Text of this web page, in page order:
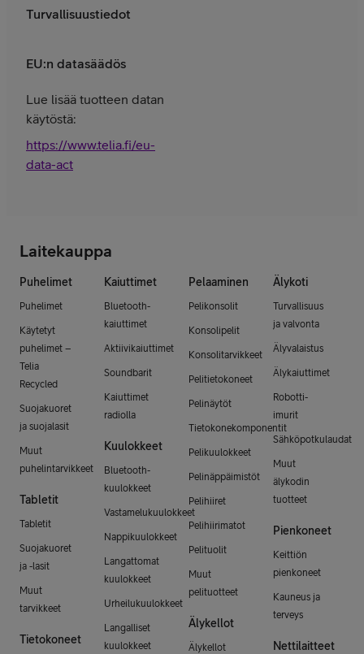
Turvallisuustiedot
EU:n datasäädös
Lue lisää tuotteen datan
käytöstä:
https://www.telia.fi/eu-
data-act
Laitekauppa
Puhelimet
Puhelimet
Käytetyt
puhelimet –
Telia
Recycled
Suojakuoret
ja suojalasit
Muut
puhelintarvikkeet
Tabletit
Tabletit
Suojakuoret
ja -lasit
Muut
tarvikkeet
Tietokoneet
Kaiuttimet
Bluetooth-
kaiuttimet
Aktiivikaiuttimet
Soundbarit
Kaiuttimet
radiolla
Kuulokkeet
Bluetooth-
kuulokkeet
Vastamelukuulokkeet
Nappikuulokkeet
Langattomat
kuulokkeet
Urheilukuulokkeet
Langalliset
kuulokkeet
Pelaaminen
Pelikonsolit
Konsolipelit
Konsolitarvikkeet
Pelitietokoneet
Pelinäytöt
Tietokonekomponentit
Pelikuulokkeet
Pelinäppäimistöt
Pelihiiret
Pelihiirimatot
Pelituolit
Muut
pelituotteet
Älykellot
Älykellot
Älykoti
Turvallisuus
ja valvonta
Älyvalaistus
Älykaiuttimet
Robotti-
imurit
Sähköpotkulaudat
Muut
älykodin
tuotteet
Pienkoneet
Keittiön
pienkoneet
Kauneus ja
terveys
Nettilaitteet